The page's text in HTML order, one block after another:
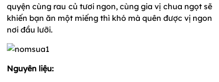
quyện cùng rau củ tươi ngon, cùng gia vị chua ngọt sẽ
khiến bạn ăn một miếng thì khó mà quên được vị ngon
nơi đầu lưỡi.
Nguyên liệu: